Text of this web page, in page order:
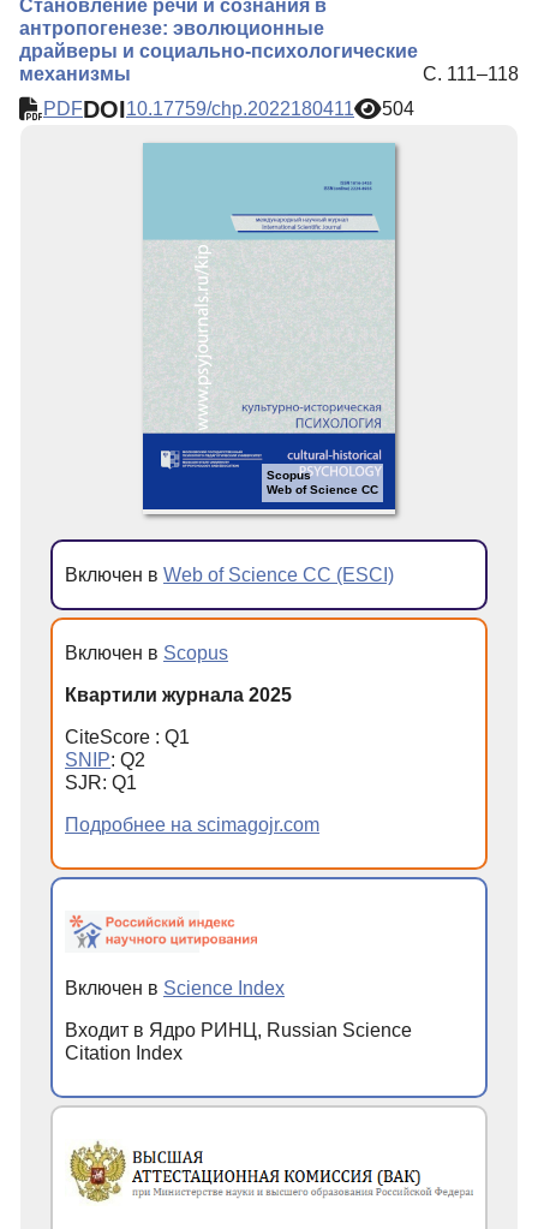
Становление речи и сознания в
антропогенезе: эволюционные
драйверы и социально-психологические
механизмы
С. 111–118
PDFDOI10.17759/chp.2022180411 504
Scopus
Web of Science CC
Включен в Web of Science CC (ESCI)
Включен в Scopus
Квартили журнала 2025
CiteScore : Q1
SNIP: Q2
SJR: Q1
Подробнее на scimagojr.com
Включен в Science Index
Входит в Ядро РИНЦ, Russian Science
Citation Index